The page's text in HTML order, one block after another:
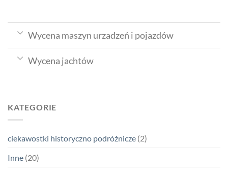
Wycena maszyn urzadzeń i pojazdów
Wycena jachtów
KATEGORIE
ciekawostki historyczno podróżnicze (2)
Inne (20)